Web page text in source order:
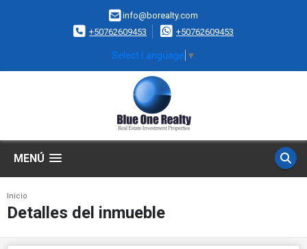
info@borealty.com
+50762609453
+50762609453
Select Language ▼
MENÚ
Inicio
Detalles del inmueble